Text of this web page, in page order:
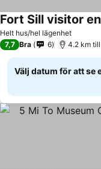
Helt hus/hel lägenhet
Fort Sill visitor
7,7 Bra 6 4.2 km
Välj datum för att se